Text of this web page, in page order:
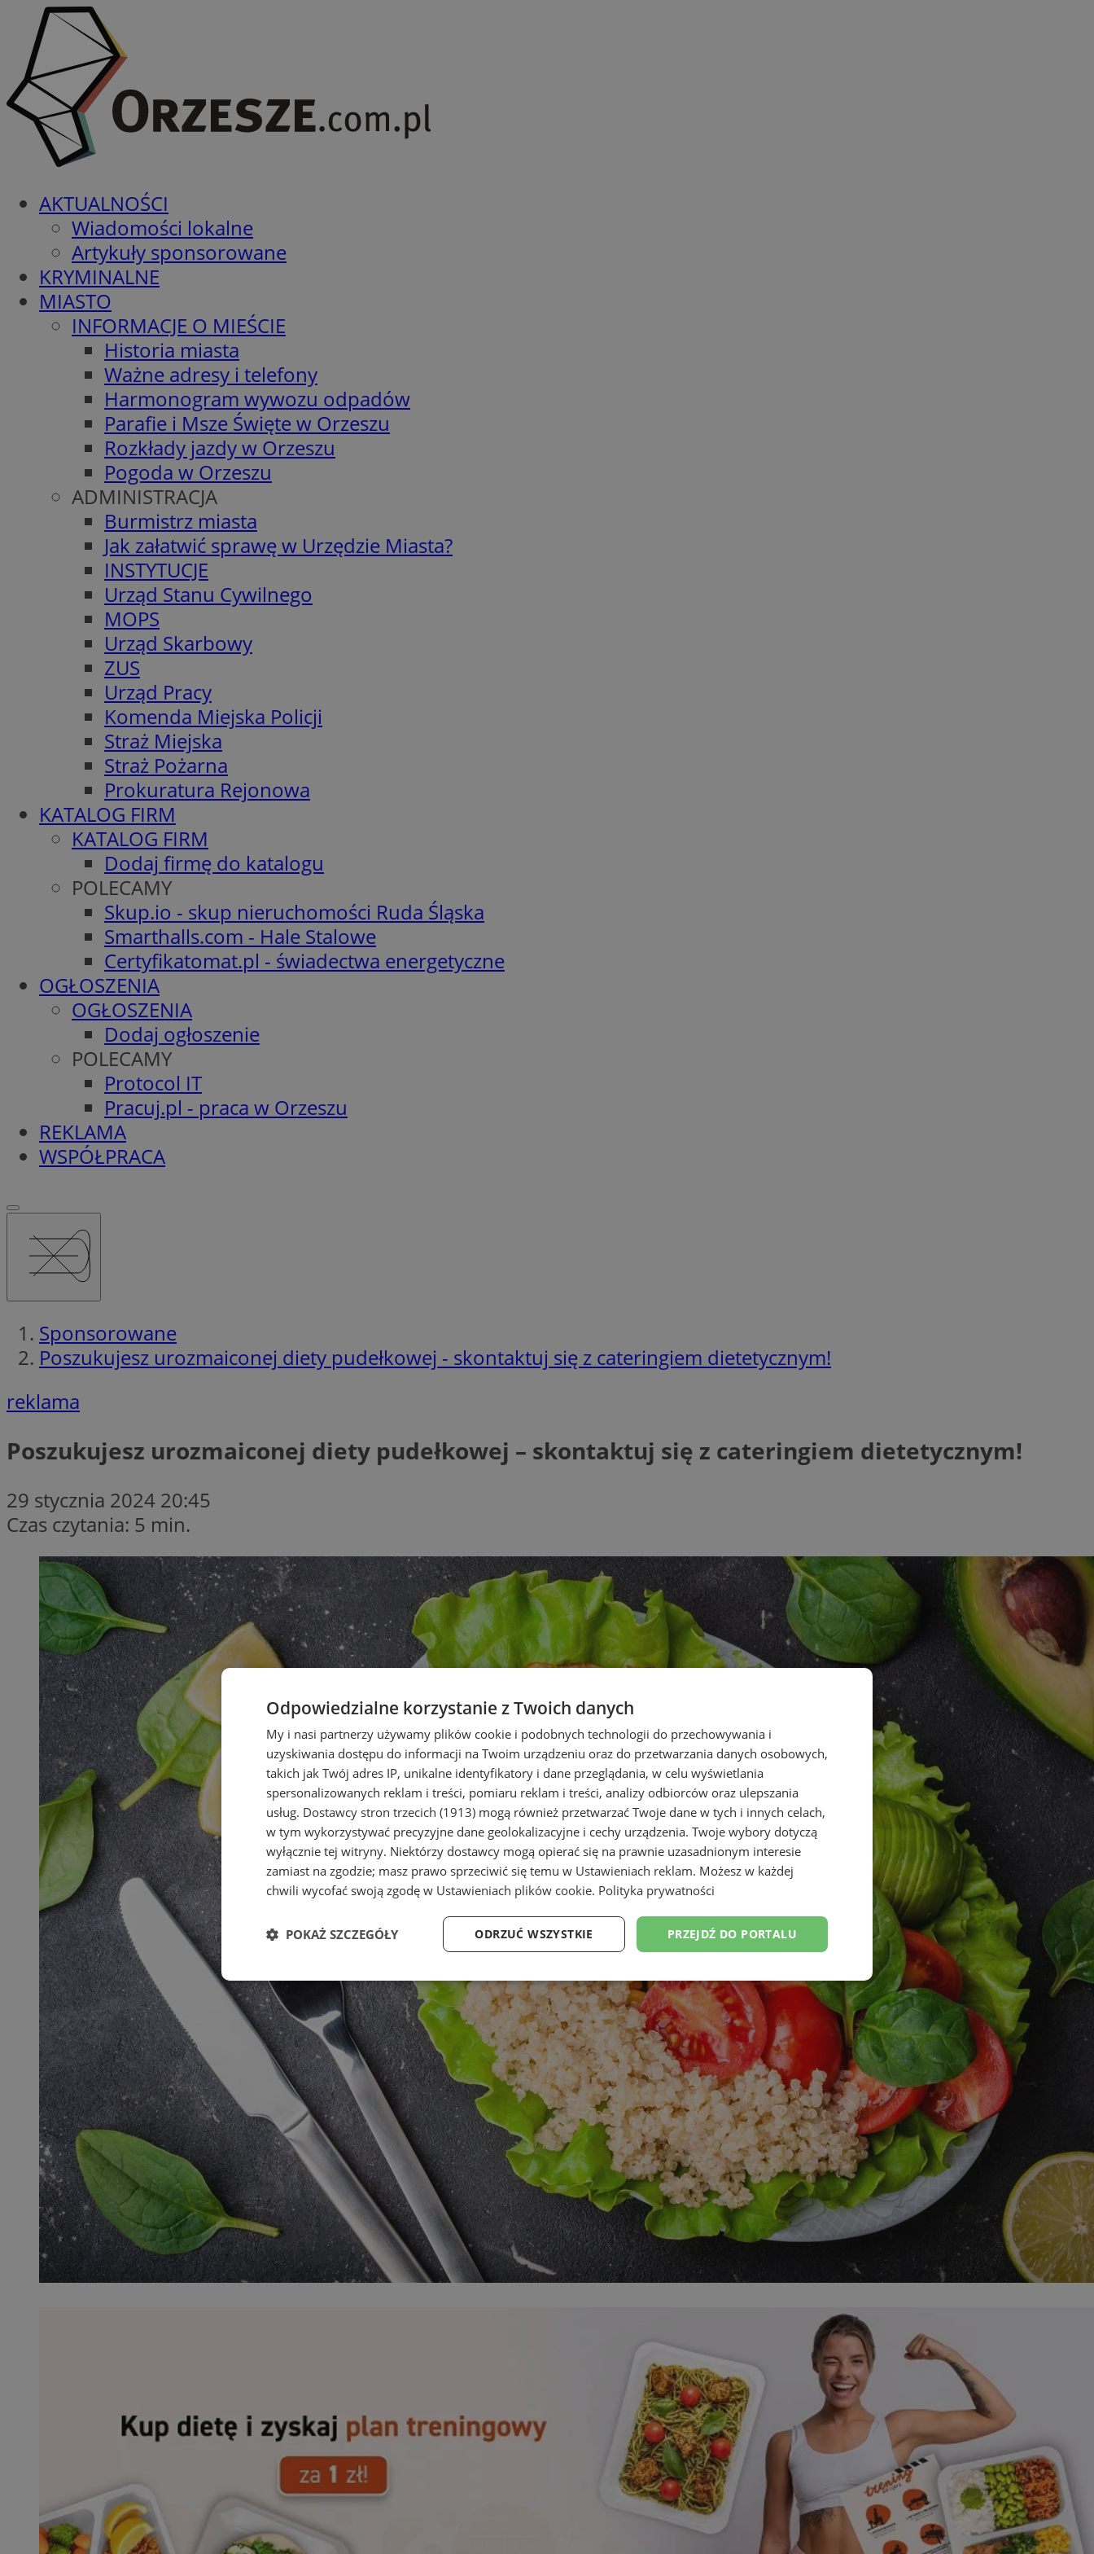
AKTUALNOŚCI
Wiadomości lokalne
Artykuły sponsorowane
KRYMINALNE
MIASTO
INFORMACJE O MIEŚCIE
Historia miasta
Ważne adresy i telefony
Harmonogram wywozu odpadów
Parafie i Msze Święte w Orzeszu
Rozkłady jazdy w Orzeszu
Pogoda w Orzeszu
ADMINISTRACJA
Burmistrz miasta
Jak załatwić sprawę w Urzędzie Miasta?
INSTYTUCJE
Urząd Stanu Cywilnego
MOPS
Urząd Skarbowy
ZUS
Urząd Pracy
Komenda Miejska Policji
Straż Miejska
Straż Pożarna
Prokuratura Rejonowa
KATALOG FIRM
KATALOG FIRM
Dodaj firmę do katalogu
POLECAMY
Skup.io - skup nieruchomości Ruda Śląska
Smarthalls.com - Hale Stalowe
Certyfikatomat.pl - świadectwa energetyczne
OGŁOSZENIA
OGŁOSZENIA
Dodaj ogłoszenie
POLECAMY
Protocol IT
Pracuj.pl - praca w Orzeszu
REKLAMA
WSPÓŁPRACA
Sponsorowane
Poszukujesz urozmaiconej diety pudełkowej - skontaktuj się z cateringiem dietetycznym!
reklama
Poszukujesz urozmaiconej diety pudełkowej – skontaktuj się z cateringiem dietetycznym!
29 stycznia 2024 20:45
Czas czytania: 5 min.
Odpowiedzialne korzystanie z Twoich danych
My i nasi partnerzy używamy plików cookie i podobnych technologii do przechowywania i
uzyskiwania dostępu do informacji na Twoim urządzeniu oraz do przetwarzania danych osobowych,
takich jak Twój adres IP, unikalne identyfikatory i dane przeglądania, w celu wyświetlania
spersonalizowanych reklam i treści, pomiaru reklam i treści, analizy odbiorców oraz ulepszania
usług. Dostawcy stron trzecich (1913) mogą również przetwarzać Twoje dane w tych i innych celach,
w tym wykorzystywać precyzyjne dane geolokalizacyjne i cechy urządzenia. Twoje wybory dotyczą
wyłącznie tej witryny. Niektórzy dostawcy mogą opierać się na prawnie uzasadnionym interesie
zamiast na zgodzie; masz prawo sprzeciwić się temu w Ustawieniach reklam. Możesz w każdej
chwili wycofać swoją zgodę w Ustawieniach plików cookie. Polityka prywatności
PRZEJDŹ DO PORTALU
ODRZUĆ WSZYSTKIE
POKAŻ SZCZEGÓŁY
Niezbędne Wydajność Targetowanie Funkcjonalność Niesklasyfikowane
Niezbędne Wydajność Targetowanie Funkcjonalność Niesklasyfikowane
Niezbędne pliki cookie umożliwiają korzystanie z podstawowych funkcji strony internetowej, takich jak logowanie użytkownika i
zarządzanie kontem. Bez niezbędnych plików cookie nie można prawidłowo korzystać ze strony internetowej.
Nazwa
Provider /
Domena
Okres
przechowywania
Opis
SessID orzesze.com.pl
Ten plik cookie przechowuje identyfikator sesji.
QeSessID
orzesze.com.pl 1 rok
Ten plik cookie przechowuje identyfikator sesji.
MvSessID
orzesze.com.pl 1 rok
Ten plik cookie przechowuje identyfikator sesji.
VISITOR_PRIVACY_METADATA
YouTube
.youtube.com
5 miesięcy 4
tygodnie
Ten plik cookie przechowuje informacje o zgodzie
użytkownika oraz jego preferencjach dotyczących
konfigurować swoich preferencji, co zwiększa wygodę i
zgodność z regulacjami ochrony danych.
Ten plik cookie służy do rozróżniania ludzi i botów. Jest
to korzystne dla strony internetowej, ponieważ
umożliwia tworzenie ważnych raportów na temat
korzystania z jej witryny internetowej.
CookieScriptConsent
CookieScript
4 tygodnie 2 dni
Ten plik cookie jest używany przez usługę Cookie-
Script.com do zapamiętywania preferencji dotyczących
zgody użytkownika na pliki cookie. Jest to konieczne,
aby baner cookie Cookie-Script.com działał poprawnie.
__cf_bm
Ten plik cookie służy do rozróżniania ludzi i botów. Jest
to korzystne dla strony internetowej, ponieważ
umożliwia tworzenie ważnych raportów na temat
korzystania z jej witryny internetowej.
Google Privacy Policy